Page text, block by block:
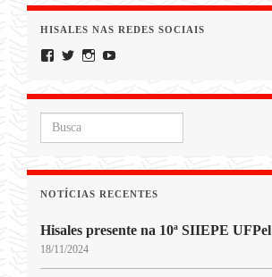
HISALES NAS REDES SOCIAIS
Facebook
TwitterInstagram
NOTÍCIAS RECENTES
Hisales presente na 10ª SIIEPE UFPel
18/11/2024